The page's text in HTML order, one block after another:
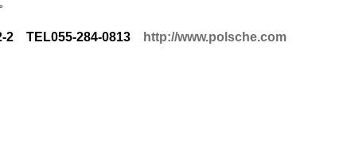
2 TEL055-284-0813 http://www.polsche.com